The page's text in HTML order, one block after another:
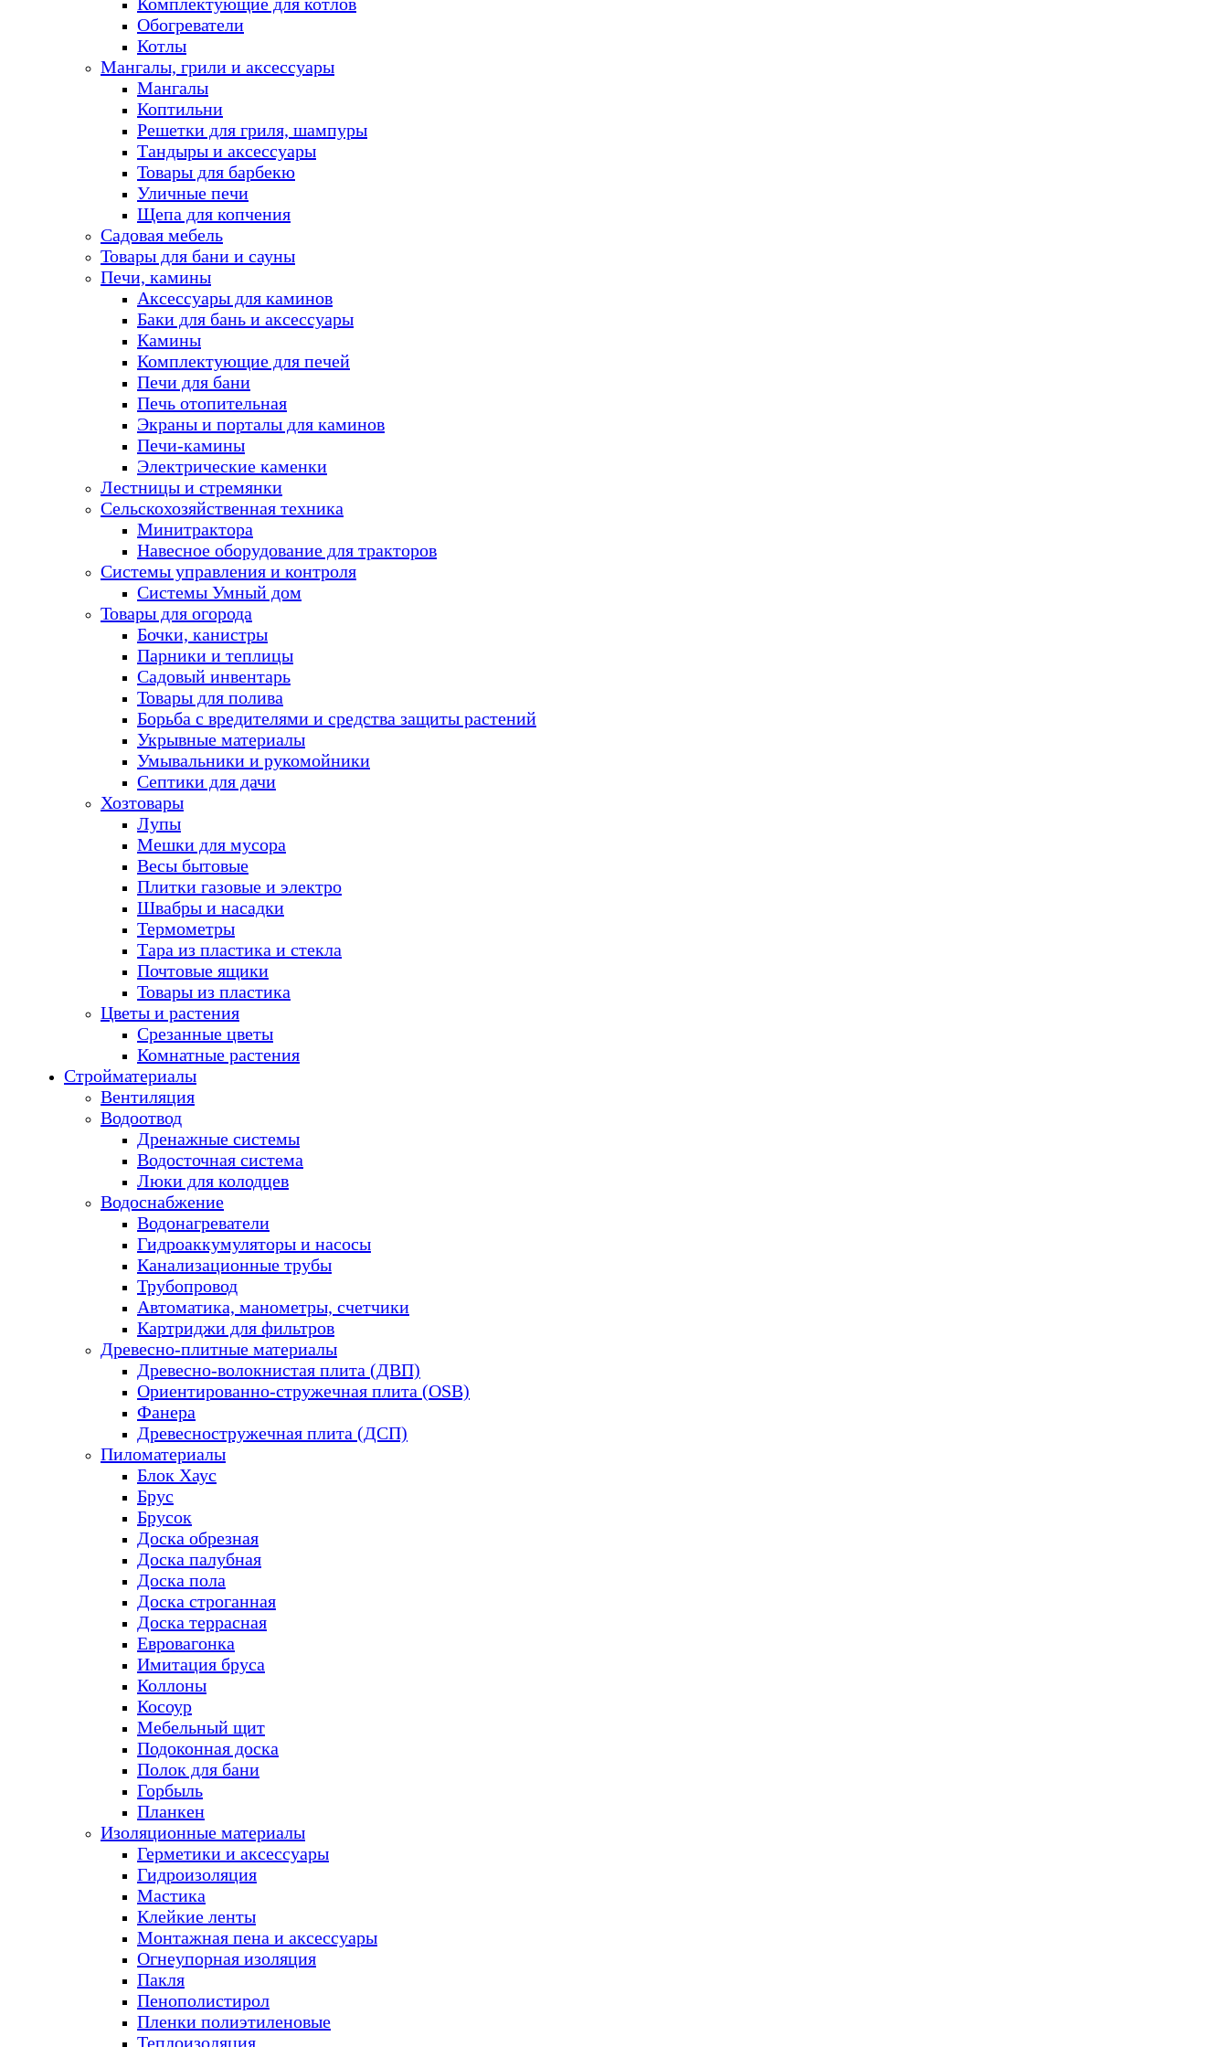
Обогреватели
Котлы
Мангалы, грили и аксессуары
Мангалы
Коптильни
Решетки для гриля, шампуры
Тандыры и аксессуары
Товары для барбекю
Уличные печи
Щепа для копчения
Садовая мебель
Товары для бани и сауны
Печи, камины
Аксессуары для каминов
Баки для бань и аксессуары
Камины
Комплектующие для печей
Печи для бани
Печь отопительная
Экраны и порталы для каминов
Печи-камины
Электрические каменки
Лестницы и стремянки
Сельскохозяйственная техника
Минитрактора
Навесное оборудование для тракторов
Системы управления и контроля
Системы Умный дом
Товары для огорода
Бочки, канистры
Парники и теплицы
Садовый инвентарь
Товары для полива
Борьба с вредителями и средства защиты растений
Укрывные материалы
Умывальники и рукомойники
Септики для дачи
Хозтовары
Лупы
Мешки для мусора
Весы бытовые
Плитки газовые и электро
Швабры и насадки
Термометры
Тара из пластика и стекла
Почтовые ящики
Товары из пластика
Цветы и растения
Срезанные цветы
Комнатные растения
Стройматериалы
Вентиляция
Водоотвод
Дренажные системы
Водосточная система
Люки для колодцев
Водоснабжение
Водонагреватели
Гидроаккумуляторы и насосы
Канализационные трубы
Трубопровод
Автоматика, манометры, счетчики
Картриджи для фильтров
Древесно-плитные материалы
Древесно-волокнистая плита (ДВП)
Ориентированно-стружечная плита (OSB)
Фанера
Древесностружечная плита (ДСП)
Пиломатериалы
Блок Хаус
Брус
Брусок
Доска обрезная
Доска палубная
Доска пола
Доска строганная
Доска террасная
Евровагонка
Имитация бруса
Коллоны
Косоур
Мебельный щит
Подоконная доска
Полок для бани
Горбыль
Планкен
Изоляционные материалы
Герметики и аксессуары
Гидроизоляция
Мастика
Клейкие ленты
Монтажная пена и аксессуары
Огнеупорная изоляция
Пакля
Пенополистирол
Пленки полиэтиленовые
Теплоизоляция